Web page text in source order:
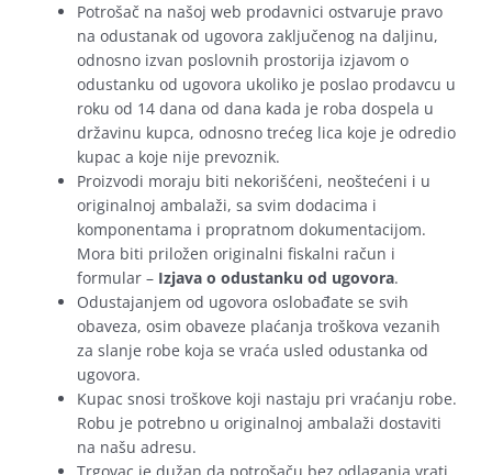
Potrošač na našoj web prodavnici ostvaruje pravo
na odustanak od ugovora zaključenog na daljinu,
odnosno izvan poslovnih prostorija izjavom o
odustanku od ugovora ukoliko je poslao prodavcu u
roku od 14 dana od dana kada je roba dospela u
državinu kupca, odnosno trećeg lica koje je odredio
kupac a koje nije prevoznik.
Proizvodi moraju biti nekorišćeni, neoštećeni i u
originalnoj ambalaži, sa svim dodacima i
komponentama i propratnom dokumentacijom.
Mora biti priložen originalni fiskalni račun i
formular – Izjava o odustanku od ugovora.
Odustajanjem od ugovora oslobađate se svih
obaveza, osim obaveze plaćanja troškova vezanih
za slanje robe koja se vraća usled odustanka od
ugovora.
Kupac snosi troškove koji nastaju pri vraćanju robe.
Robu je potrebno u originalnoj ambalaži dostaviti
na našu adresu.